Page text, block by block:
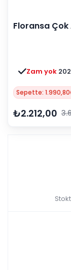
Floransa Çok
Zam yok
Sepette:
₺2.212,00